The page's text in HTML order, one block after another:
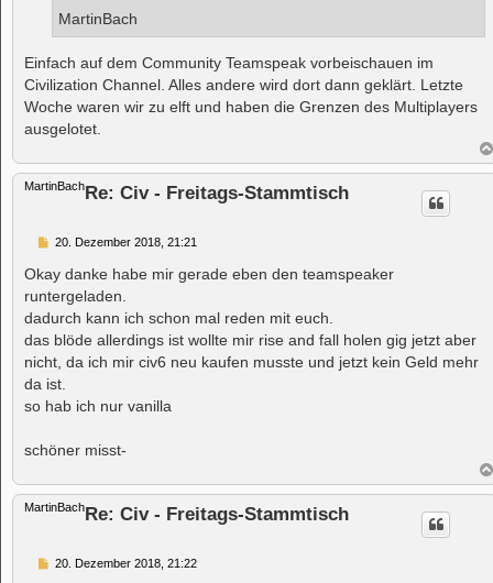
MartinBach
Einfach auf dem Community Teamspeak vorbeischauen im
Civilization Channel. Alles andere wird dort dann geklärt. Letzte
Woche waren wir zu elft und haben die Grenzen des Multiplayers
ausgelotet.
MartinBach Re: Civ - Freitags-Stammtisch
B
i
t
r
a
g
20. Dezember 2018, 21:21
Okay danke habe mir gerade eben den teamspeaker
runtergeladen.
dadurch kann ich schon mal reden mit euch.
das blöde allerdings ist wollte mir rise and fall holen gig jetzt aber
nicht, da ich mir civ6 neu kaufen musste und jetzt kein Geld mehr
da ist.
so hab ich nur vanilla
schöner misst-
MartinBachRe: Civ - Freitags-Stammtisch
B20. Dezember 2018, 21:22